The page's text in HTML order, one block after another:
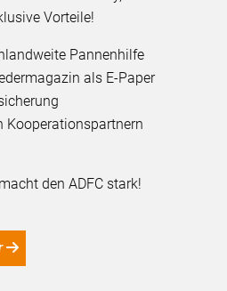
Vorteile!
Pannenhilfe
als E-Paper
Kooperationspartnern
den ADFC stark!